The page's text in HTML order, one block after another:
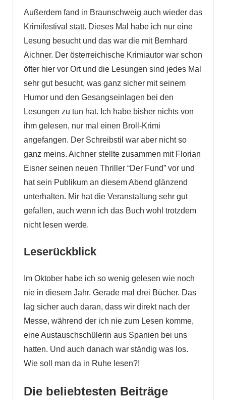
Außerdem fand in Braunschweig auch wieder das
Krimifestival statt. Dieses Mal habe ich nur eine
Lesung besucht und das war die mit Bernhard
Aichner. Der österreichische Krimiautor war schon
öfter hier vor Ort und die Lesungen sind jedes Mal
sehr gut besucht, was ganz sicher mit seinem
Humor und den Gesangseinlagen bei den
Lesungen zu tun hat. Ich habe bisher nichts von
ihm gelesen, nur mal einen Broll-Krimi
angefangen. Der Schreibstil war aber nicht so
ganz meins. Aichner stellte zusammen mit Florian
Eisner seinen neuen Thriller “Der Fund” vor und
hat sein Publikum an diesem Abend glänzend
unterhalten. Mir hat die Veranstaltung sehr gut
gefallen, auch wenn ich das Buch wohl trotzdem
nicht lesen werde.
Leserückblick
Im Oktober habe ich so wenig gelesen wie noch
nie in diesem Jahr. Gerade mal drei Bücher. Das
lag sicher auch daran, dass wir direkt nach der
Messe, während der ich nie zum Lesen komme,
eine Austauschschülerin aus Spanien bei uns
hatten. Und auch danach war ständig was los.
Wie soll man da in Ruhe lesen?!
Die beliebtesten Beiträge